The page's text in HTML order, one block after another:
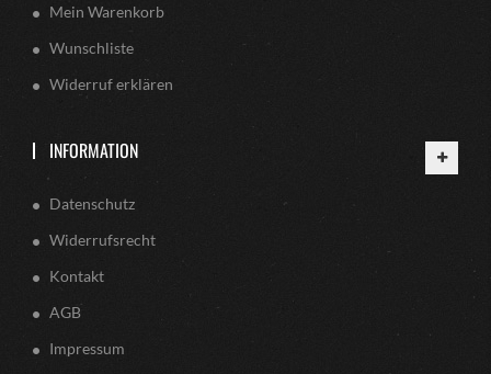
Mein Warenkorb
Wunschliste
Widerruf erklären
INFORMATION
Datenschutz
Widerrufsrecht
Kontakt
AGB
Impressum